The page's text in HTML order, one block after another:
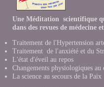
Une Méditation scientifique
dans des revues de médecine
Traitement de l'Hypertension
Traitement de l'anxiété et du
L'état d'éveil au repos
Changements physiologiques
La science au secours de la Paix